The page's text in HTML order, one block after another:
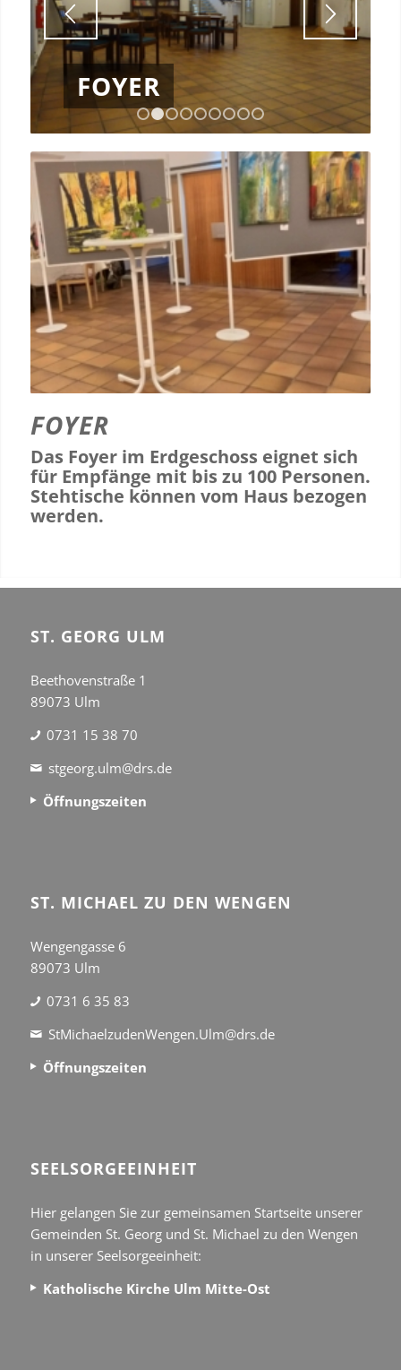
1 2 3 4 5 6 7 8 9
FOYER
FOYER
Das Foyer im Erdgeschoss eignet sich
für Empfänge mit bis zu 100 Personen.
Stehtische können vom Haus bezogen
werden.
ST. GEORG ULM
Beethovenstraße 1
89073 Ulm
0731 15 38 70
stgeorg.ulm@drs.de
Öffnungszeiten
ST. MICHAEL ZU DEN WENGEN
Wengengasse 6
89073 Ulm
0731 6 35 83
StMichaelzudenWengen.Ulm@drs.de
Öffnungszeiten
SEEL­SORGE­EINHEIT
Hier gelangen Sie zur gemeinsamen Startseite unserer
Gemeinden St. Georg und St. Michael zu den Wengen
in unserer Seelsorgeeinheit:
Katholische Kirche Ulm Mitte-Ost